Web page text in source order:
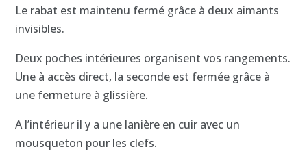
Le rabat est maintenu fermé grâce à deux aimants
invisibles.
Deux poches intérieures organisent vos rangements.
Une à accès direct, la seconde est fermée grâce à
une fermeture à glissière.
A l’intérieur il y a une lanière en cuir avec un
mousqueton pour les clefs.